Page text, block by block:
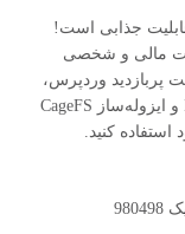
جذابی است!
مالی و شخصی
پربازدید وردپرس،
می‌توانید از نرم‌افزار ضدویروس Imunify۳۶۰ و ایزوله‌ساز CageFS
کنید.